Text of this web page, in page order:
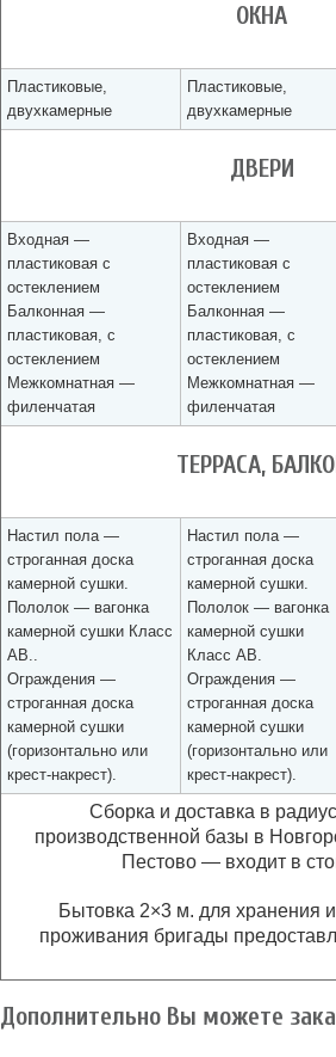
ОКНА
Пластиковые,
двухкамерные
Пластиковые,
двухкамерные
ДВЕРИ
Входная —
пластиковая с
остеклением
Балконная —
пластиковая, с
остеклением
Межкомнатная —
филенчатая
Входная —
пластиковая с
остеклением
Балконная —
пластиковая, с
остеклением
Межкомнатная —
филенчатая
ТЕРРАСА,
Настил пола —
строганная доска
камерной сушки.
Пололок — вагонка
камерной сушки Класс
АВ..
Ограждения —
строганная доска
камерной сушки
(горизонтально или
крест-накрест).
Настил пола —
строганная доска
камерной сушки.
Пололок — вагонка
камерной сушки
Класс АВ.
Ограждения —
строганная доска
камерной сушки
(горизонтально или
крест-накрест).
Сборка и доставка в
производственной базы в
Пестово — входит в
Бытовка 2×3 м. для хранения
проживания бригады
Дополнительно Вы можете